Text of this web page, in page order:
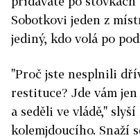
Sobotkovi jeden z
jediný, kdo volá po
"Proč jste nesplnili
restituce? Jde vám
a seděli ve vládě,"
kolemjdoucího. Snaží